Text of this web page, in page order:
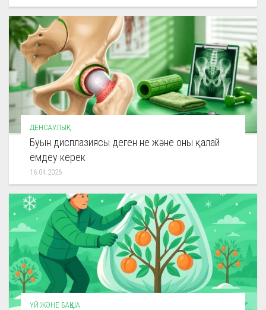
ДЕНСАУЛЫҚ
Буын дисплазиясы деген не және оны қалай
емдеу керек
16.04.2026
ҮЙ ЖӘНЕ БАҚША